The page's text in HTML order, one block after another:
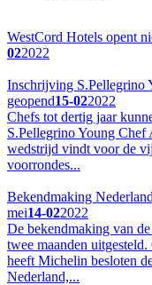
WestCord Hotels opent
022022
Inschrijving S.Pellegrino
geopend15-022022
Chefs tot dertig jaar
S.Pellegrino Young
wedstrijd vindt voor de
voorrondes...
Bekendmaking
mei14-022022
De bekendmaking van
twee maanden
heeft Michelin besloten
Nederland,...